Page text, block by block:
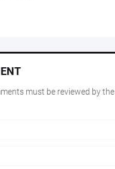
must be reviewed by the